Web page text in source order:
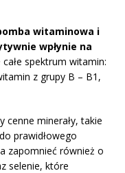
witaminowa i
wpłynie na
spektrum witamin:
z grupy B – B1,
cenne minerały, takie
prawidłowego
zapomnieć również o
selenie, które